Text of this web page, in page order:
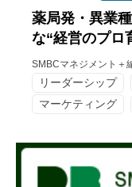
薬局発・異業
な“経営のプロ
SMBCマネジメント＋
リーダーシップ
マーケティング